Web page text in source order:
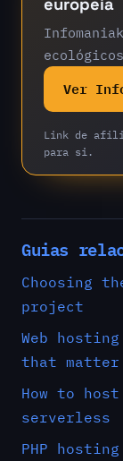
Ver
Link de
para si.
Guias
Choosing
project
Web
that matter
How to
serverless
PHP